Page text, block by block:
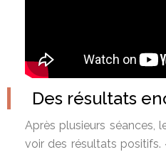
Des résultats
Après plusieurs séances,
voir des résultats